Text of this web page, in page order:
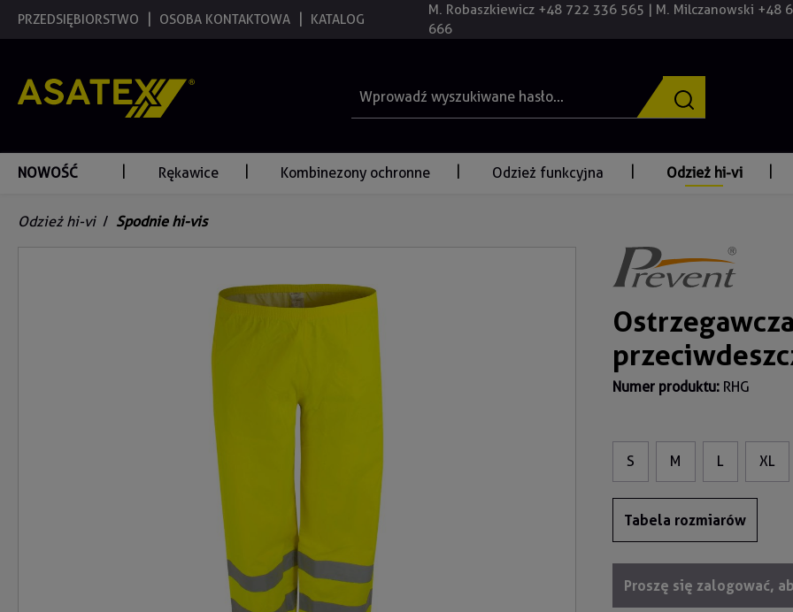
Przejdź do głównej nawigacji
PRZEDSIĘBIORSTWO OSOBA KONTAKTOWA KATALOG
M. Robaszkiewicz +48 722 336 565 | M. Milczanowski +48
666
NOWOŚĆ Rękawice Kombinezony ochronne Odzież funkcyjna Odzież hi-vi
Odzież hi-vi / Spodnie hi-vis
Numer produktu: RHG
S M L XL
Tabela rozmiarów
Proszę się zalogować,